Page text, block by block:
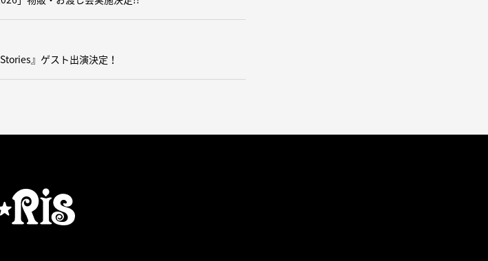
』ゲスト出演決定！